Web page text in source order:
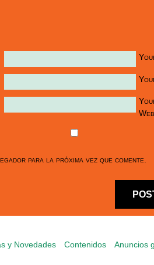
para la próxima vez que comente.
y Novedades Contenidos Anuncios